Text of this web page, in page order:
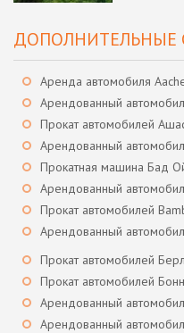
ДОПОЛНИТЕЛЬНЫЕ
Аренда автомобиля
Арендованный
Прокат автомобилей
Арендованный
Прокатная машина Бад
Арендованный
Прокат автомобилей
Арендованный
Прокат автомобилей
Прокат автомобилей Бонн
Арендованный
Арендованный